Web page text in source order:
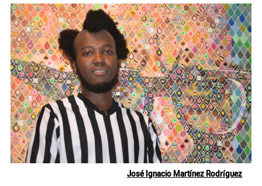
José Ignacio Martínez Rodríguez